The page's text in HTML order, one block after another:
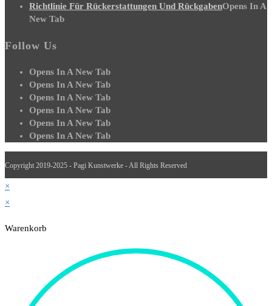
Richtlinie Für Rückerstattungen Und RückgabenOpens In A
New Tab
Follow Us
Opens In A New Tab
Opens In A New Tab
Opens In A New Tab
Opens In A New Tab
Opens In A New Tab
Opens In A New Tab
Copyright 2019-2025 - Pagi Kunstwerke - All Rights Reserved
×
×
Warenkorb